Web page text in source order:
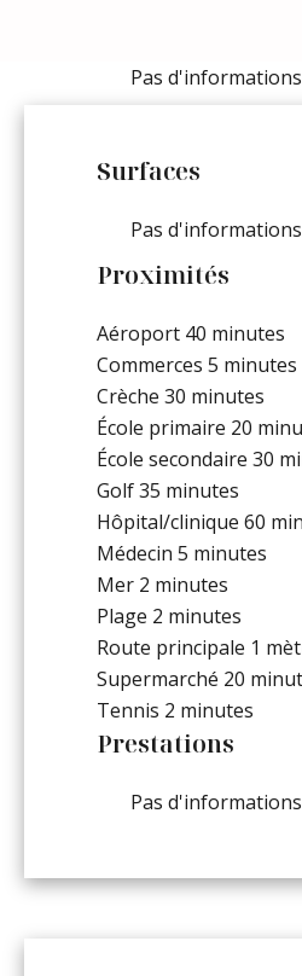
Pas
Surfaces
Pas
Proximités
Aéroport 40 minutes
Commerces 5 minutes
Crèche 30 minutes
École primaire 20
École secondaire 30
Golf35 minutes
Hôpital/clinique 60
Médecin 5 minutes
Mer 2 minutes
Plage 2 minutes
Route principale 1
Supermarché 20
Tennis 2 minutes
Prestations
Pas